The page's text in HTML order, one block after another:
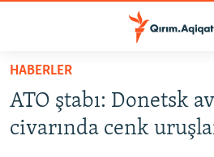
Esas
qaytmaq
Baş
SİYASET
HABERLER
ATO ştabı: Donetsk
civarında cenk